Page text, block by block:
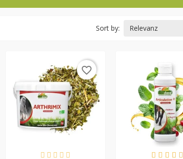
Sort by: Relevanz
VERFÜGBAR
favorite_border
VERFÜGBAR